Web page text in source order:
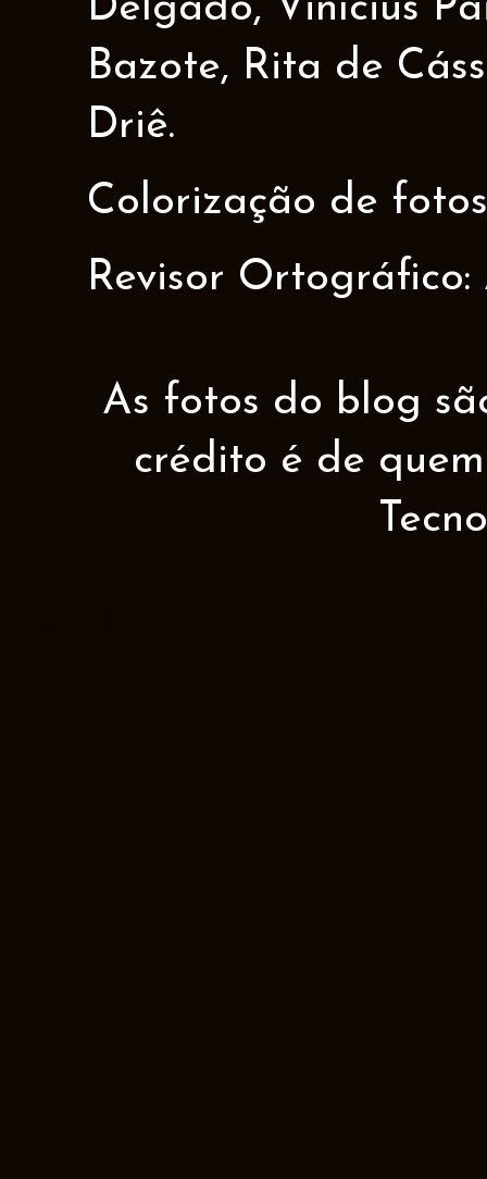
Delgado, Vinícius
Bazote, Rita de
Driê.
Colorização de
Revisor Ortográfico:
As fotos do blog
crédito é de